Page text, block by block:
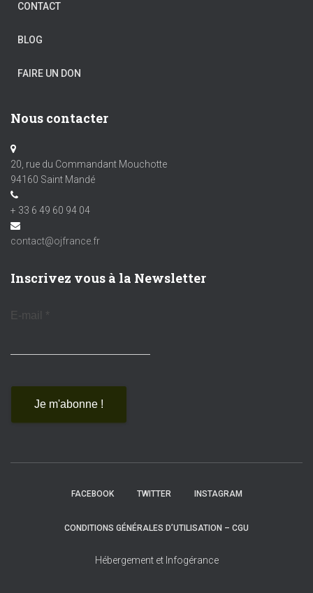
CONTACT
BLOG
FAIRE UN DON
Nous contacter
20, rue du Commandant Mouchotte
94160 Saint Mandé
+ 33 6 49 60 94 04
contact@ojfrance.fr
Inscrivez vous à la Newsletter
E-mail *
FACEBOOK TWITTER INSTAGRAM
CONDITIONS GÉNÉRALES D’UTILISATION – CGU
Hébergement et Infogérance